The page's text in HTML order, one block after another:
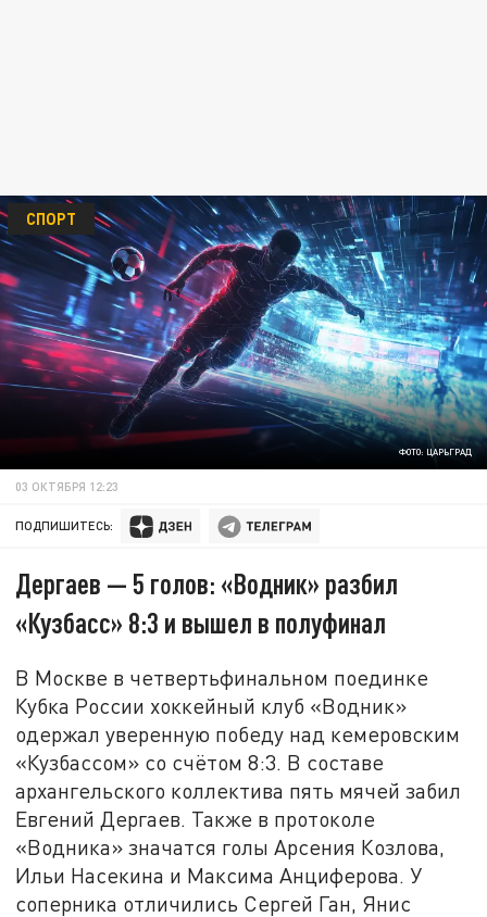
ФОТО: ЦАРЬГРАД
СПОРТ
03 ОКТЯБРЯ 12:23
ПОДПИШИТЕСЬ:
Дергаев — 5 голов: «Водник» разбил
«Кузбасс» 8:3 и вышел в полуфинал
В Москве в четвертьфинальном поединке
Кубка России хоккейный клуб «Водник»
одержал уверенную победу над кемеровским
«Кузбассом» со счётом 8:3. В составе
архангельского коллектива пять мячей забил
Евгений Дергаев. Также в протоколе
«Водника» значатся голы Арсения Козлова,
Ильи Насекина и Максима Анциферова. У
соперника отличились Сергей Ган, Янис